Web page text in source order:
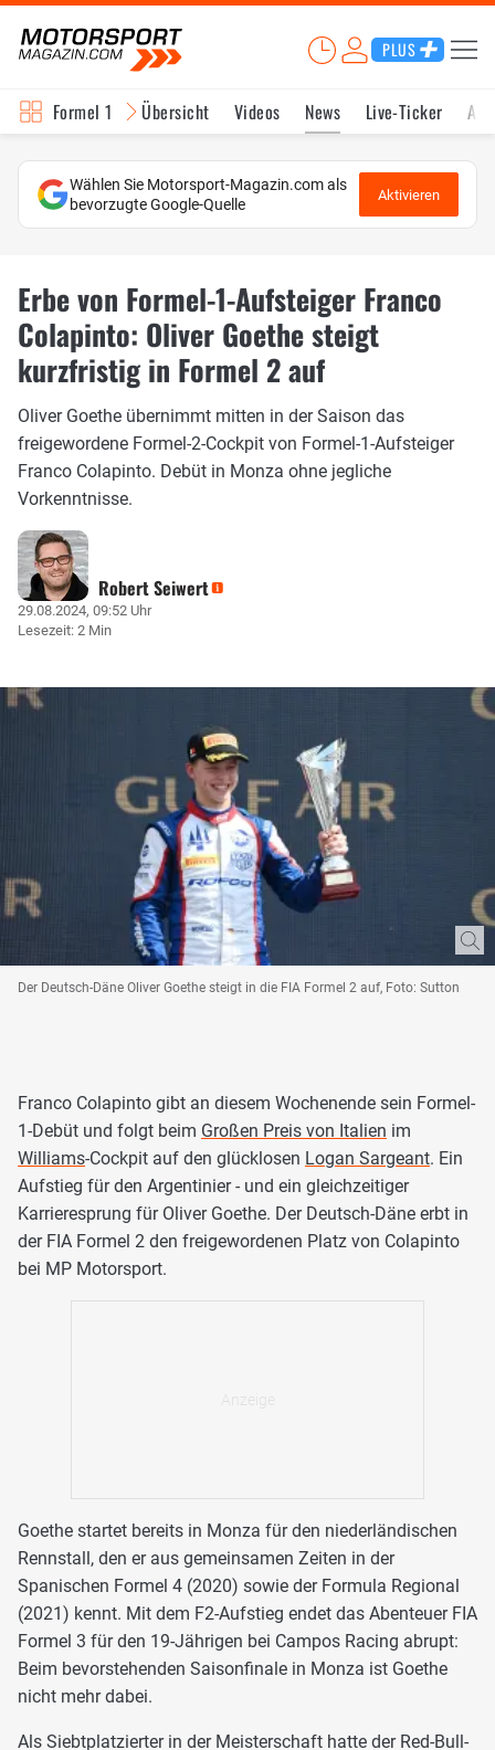
PLUS
Formel 1 Übersicht Videos News Live-Ticker
Wählen Sie Motorsport-Magazin.com als
bevorzugte Google-Quelle
Aktivieren
Erbe von Formel-1-Aufsteiger Franco
Colapinto: Oliver Goethe steigt
kurzfristig in Formel 2 auf
Oliver Goethe übernimmt mitten in der Saison das
freigewordene Formel-2-Cockpit von Formel-1-Aufsteiger
Franco Colapinto. Debüt in Monza ohne jegliche
Vorkenntnisse.
Robert Seiwert
29.08.2024, 09:52 Uhr
Lesezeit: 2 Min
Der Deutsch-Däne Oliver Goethe steigt in die FIA Formel 2 auf, Foto: Sutton
Franco Colapinto gibt an diesem Wochenende sein Formel-
1-Debüt und folgt beim Großen Preis von Italien im
Williams-Cockpit auf den glücklosen Logan Sargeant. Ein
Aufstieg für den Argentinier - und ein gleichzeitiger
Karrieresprung für Oliver Goethe. Der Deutsch-Däne erbt in
der FIA Formel 2 den freigewordenen Platz von Colapinto
bei MP Motorsport.
Goethe startet bereits in Monza für den niederländischen
Rennstall, den er aus gemeinsamen Zeiten in der
Spanischen Formel 4 (2020) sowie der Formula Regional
(2021) kennt. Mit dem F2-Aufstieg endet das Abenteuer FIA
Formel 3 für den 19-Jährigen bei Campos Racing abrupt:
Beim bevorstehenden Saisonfinale in Monza ist Goethe
nicht mehr dabei.
Als Siebtplatzierter in der Meisterschaft hatte der Red-Bull-